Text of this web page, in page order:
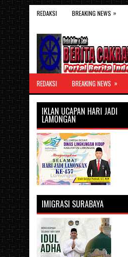
REDAKSI BREAKING NEWS »
REDAKSI BREAKING NEWS »
IKLAN UCAPAN HARI JADI
LAMONGAN
IMIGRASI SURABAYA